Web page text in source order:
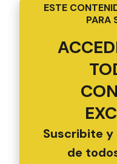
ESTE
PARA
Suscribite
de